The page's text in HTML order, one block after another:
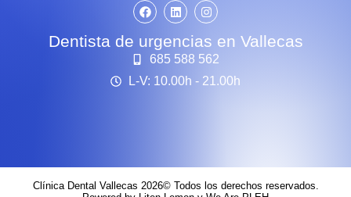
Dentista de urgencias en Vallecas
685 588 562
L-V: 10.00h - 21.00h
Clínica Dental Vallecas 2026© Todos los derechos reservados.